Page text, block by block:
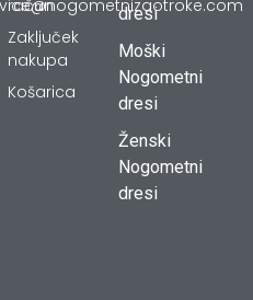
dresi
Moški
Nogometni
dresi
Ženski
Nogometni
dresi
račun
Zaključek
nakupa
Košarica